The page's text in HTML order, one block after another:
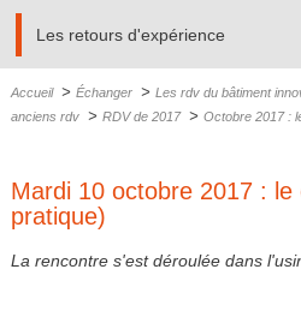
Les retours d'expérience
Accueil > Échanger > Les rdv du bâtiment
anciens rdv > RDV de 2017 > Octobre 2017 :
Mardi 10 octobre 2017 :
pratique)
La rencontre s'est déroulée dans